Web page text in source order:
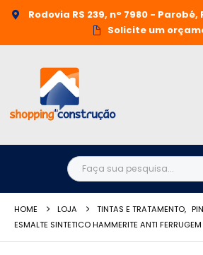
Rodovia RS 239, n° 7980 - Parobé,
Solicite um
HOME LOJA TINTAS E TRATAMENTO,
ESMALTE SINTETICO HAMMERITE ANTI